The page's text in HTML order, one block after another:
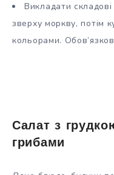
Викладати
зверху моркву, потім
кольорами.
Салат з
грибами